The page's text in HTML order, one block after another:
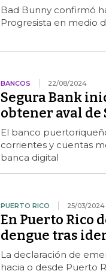
Bad Bunny confirmó
Progresista en medio
BANCOS 22/08/2024
Segura Bank
obtener aval
El banco
corrientes y cuentas
banca digital
PUERTO RICO 25/03/2024
En Puerto Rico
dengue tras
La declaración de
hacia o desde Puerto